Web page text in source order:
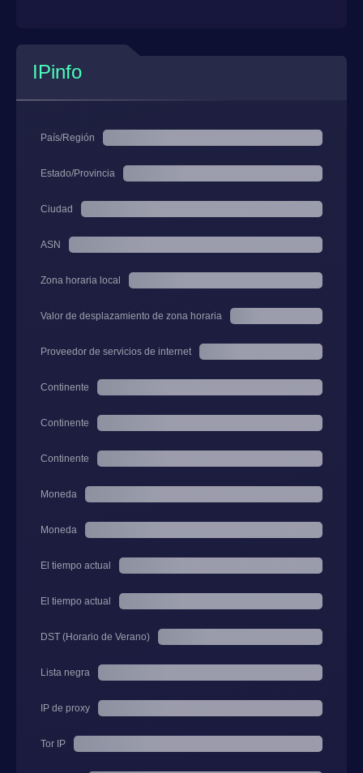
IPinfo
País/Región
Estado/Provincia
Ciudad
ASN
Zona horaria local
Valor de desplazamiento de zona horaria
Proveedor de servicios de internet
Continente
Continente
Continente
Moneda
Moneda
El tiempo actual
El tiempo actual
DST (Horario de Verano)
Lista negra
IP de proxy
Tor IP